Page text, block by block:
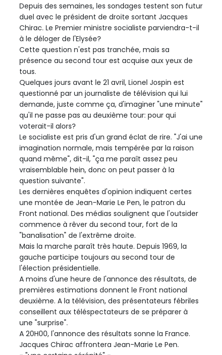
Depuis des semaines, les sondages testent son futur
duel avec le président de droite sortant Jacques
Chirac. Le Premier ministre socialiste parviendra-t-il
à le déloger de l'Elysée?
Cette question n'est pas tranchée, mais sa
présence au second tour est acquise aux yeux de
tous.
Quelques jours avant le 21 avril, Lionel Jospin est
questionné par un journaliste de télévision qui lui
demande, juste comme ça, d'imaginer "une minute"
qu'il ne passe pas au deuxième tour: pour qui
voterait-il alors?
Le socialiste est pris d'un grand éclat de rire. "J'ai une
imagination normale, mais tempérée par la raison
quand même", dit-il, "ça me paraît assez peu
vraisemblable hein, donc on peut passer à la
question suivante".
Les dernières enquêtes d'opinion indiquent certes
une montée de Jean-Marie Le Pen, le patron du
Front national. Des médias soulignent que l'outsider
commence à rêver du second tour, fort de la
"banalisation" de l'extrême droite.
Mais la marche paraît très haute. Depuis 1969, la
gauche participe toujours au second tour de
l'élection présidentielle.
A moins d'une heure de l'annonce des résultats, de
premières estimations donnent le Front national
deuxième. A la télévision, des présentateurs fébriles
conseillent aux téléspectateurs de se préparer à
une "surprise".
A 20H00, l'annonce des résultats sonne la France.
Jacques Chirac affrontera Jean-Marie Le Pen.